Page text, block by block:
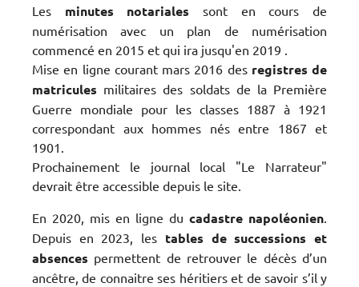
Les minutes notariales sont en cours de
numérisation avec un plan de numérisation
commencé en 2015 et qui ira jusqu'en 2019 .
Mise en ligne courant mars 2016 desregistres de
matricules militaires des soldats de la Première
Guerre mondiale pour les classes 1887 à 1921
correspondant aux hommes nés entre 1867 et
1901.
Prochainement le journal local "Le Narrateur"
devrait être accessible depuis le site.
En 2020, mis en ligne du cadastre napoléonien
Depuis en 2023, les tables de successions et
absences permettent de retrouver le décès d’un
ancêtre, de connaitre ses héritiers et de savoir s’il y